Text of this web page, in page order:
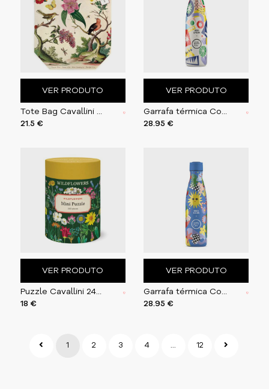
VER PRODUTO
21.5 €
VER PRODUTO
28.95 €
VER PRODUTO
Puzzle Cavallini 240 pçs 27X35cm Wildflowers
18 €
VER PRODUTO
Garrafa térmica Cool Bottles Sunshine Fiesta 500ml
28.95 €
1 2 3 4 12